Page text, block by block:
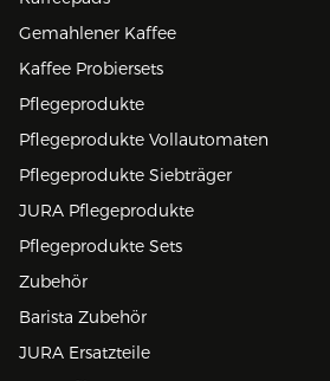
Gemahlener Kaffee
Kaffee Probiersets
Pflegeprodukte
Pflegeprodukte Vollautomaten
Pflegeprodukte Siebträger
JURA Pflegeprodukte
Pflegeprodukte Sets
Zubehör
Barista Zubehör
JURA Ersatzteile